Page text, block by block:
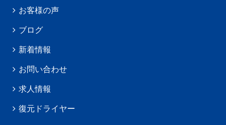
お客様の声
ブログ
新着情報
お問い合わせ
求人情報
復元ドライヤー